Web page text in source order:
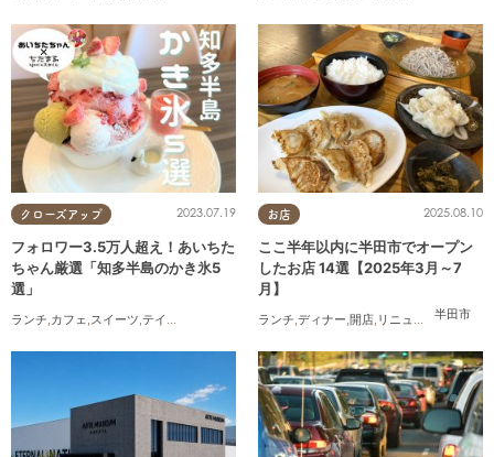
クローズアップ 2023.07.19
フォロワー3.5万人超え！あいちた
ちゃん厳選「知多半島のかき氷5
選」
ランチ,カフェ,スイーツ,テイクアウト
お店
半田市
2025.08.10
ここ半年以内に半田市でオープン
したお店 14選【2025年3月～7
月】
ランチ,ディナー,開店, リニューアル ,まとめ